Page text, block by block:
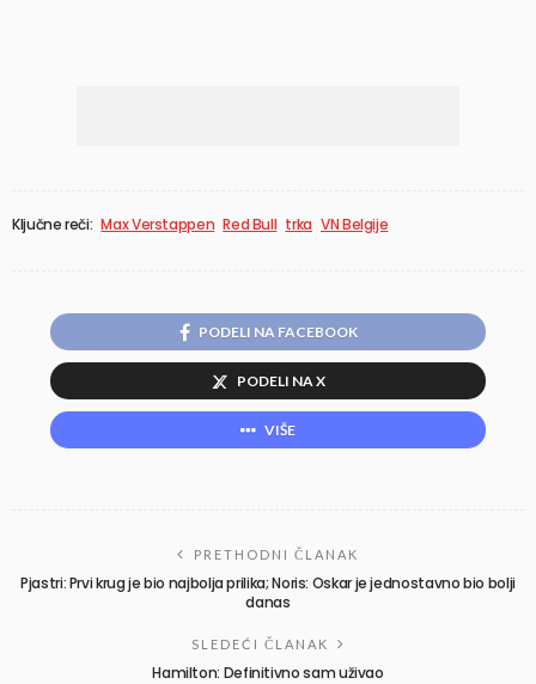
Ključne reči: Max Verstappen Red Bull trka VN Belgije
PODELI NA FACEBOOK
PODELI NA X
VIŠE
PRETHODNI ČLANAK
Pjastri: Prvi krug je bio najbolja prilika; Noris: Oskar je jednostavno bio bolji
danas
SLEDEĆI ČLANAK
Hamilton: Definitivno sam uživao